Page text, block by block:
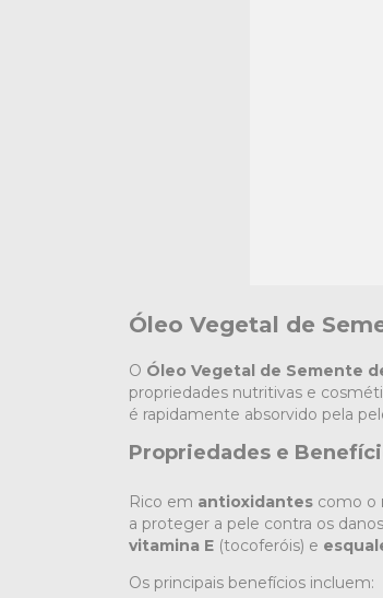
Óleo Vegetal de
O Óleo Vegetal de Semente
propriedades nutritivas e
é rapidamente absorvido pela
Propriedades e
Rico em antioxidantes como o
a proteger a pele contra os
vitamina E (tocoferóis) e
Os principais benefícios incluem: